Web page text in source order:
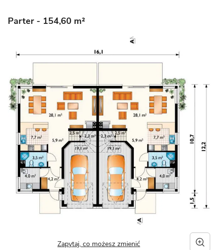
Parter - 154,60 m²
Zapytaj, co możesz zmienić